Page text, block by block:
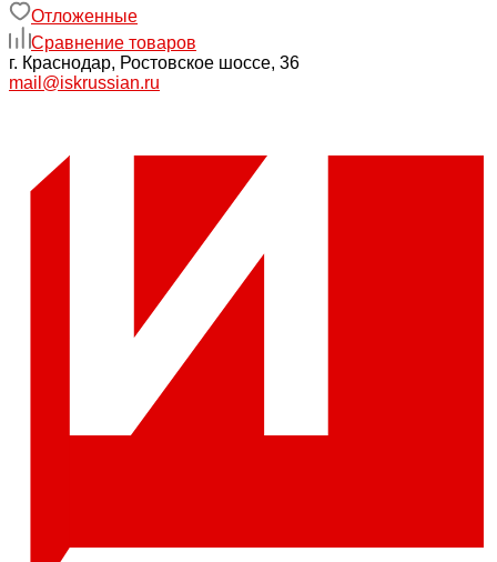
Отложенные
Сравнение товаров
г. Краснодар, Ростовское шоссе, 36
mail@iskrussian.ru